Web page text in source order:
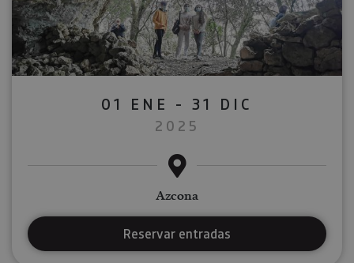
01 ENE - 31 DIC
2025
Azcona
Reservar entradas